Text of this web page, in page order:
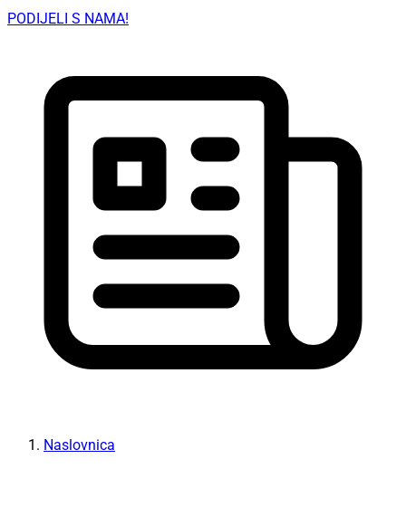
PODIJELI S NAMA!
Naslovnica